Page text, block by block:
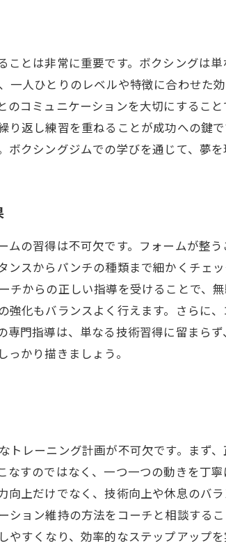
敗を分ける！専門指導の意外な効果とは
とは非常に重要です。ボクシングは
人ひとりのレベルや特徴に合わせた
コミュニケーションを大切にするこ
返し練習を重ねることが成功への鍵
クシングジムでの学びを通じて、夢
の習得は不可欠です。フォームが整
スからパンチの種類まで細かくチェ
からの正しい指導を受けることで、
化もバランスよく行えます。さらに
門指導は、単なる技術習得に留まら
かり描きましょう。
レーニング計画が不可欠です。まず
すのではなく、一つ一つの動きを丁
上だけでなく、技術向上や休息のバ
ョン維持の方法をコーチと相談する
すくなり、効率的なステップアップ